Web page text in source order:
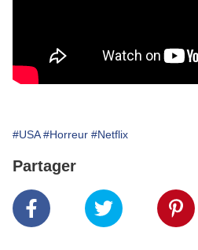
#USA #Horreur #Netflix
Partager